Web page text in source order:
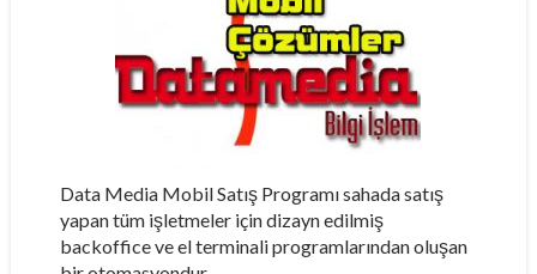
Data Media Mobil Satış Programı sahada satış
yapan tüm işletmeler için dizayn edilmiş
backoffice ve el terminali programlarından oluşan